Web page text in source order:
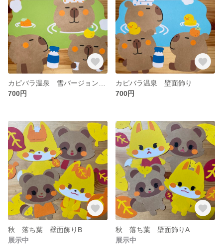
700円
カピバラ温泉 壁面飾り
700円
秋 落ち葉 壁面飾りB
展示中
秋 落ち葉 壁面飾りA
展示中